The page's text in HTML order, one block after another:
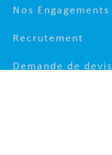
Nos Engagements
Recrutement
Demande de devis